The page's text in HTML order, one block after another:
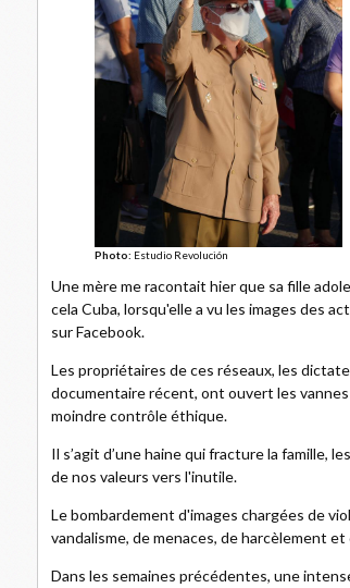
Photo: Estudio Revolución
Une mère me racontait hier que sa fille
cela Cuba, lorsqu'elle a vu les images des
sur Facebook.
Les propriétaires de ces réseaux, les
documentaire récent, ont ouvert les
moindre contrôle éthique.
Il s’agit d’une haine qui fracture la famille,
de nos valeurs vers l'inutile.
Le bombardement d'images chargées de
vandalisme, de menaces, de harcèlement
Dans les semaines précédentes, une